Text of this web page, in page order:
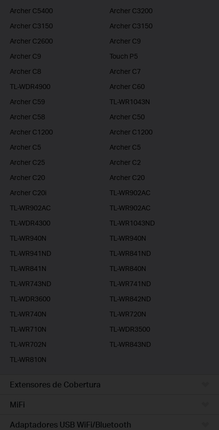
Archer C5400
Archer C3200
Archer C3150
Archer C3150
Archer C2600
Archer C9
Archer C9
Touch P5
Archer C8
Archer C7
TL-WDR4900
Archer C60
Archer C59
TL-WR1043N
Archer C58
Archer C50
Archer C1200
Archer C1200
Archer C5
Archer C5
Archer C25
Archer C2
Archer C20
Archer C20
Archer C20i
TL-WR902AC
TL-WR902AC
TL-WR902AC
TL-WDR4300
TL-WR1043ND
TL-WR940N
TL-WR940N
TL-WR941ND
TL-WR841ND
TL-WR841N
TL-WR840N
TL-WR743ND
TL-WR741ND
TL-WDR3600
TL-WR842ND
TL-WR740N
TL-WR720N
TL-WR710N
TL-WDR3500
TL-WR702N
TL-WR843ND
TL-WR810N
Extensores de Cobertura
MiFi
Adaptadores USB WiFi/Bluetooth